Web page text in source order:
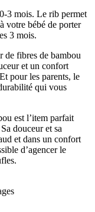
3 mois. Le rib permet
votre bébé de porter
3 mois.
de fibres de bambou
et un confort
pour les parents, le
qui vous
est l’item parfait
douceur et sa
et dans un confort
d’agencer le